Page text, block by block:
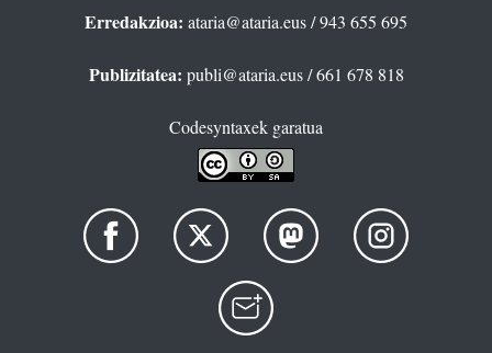
Erredakzioa: ataria@ataria.eus/ 943 655 695
Publizitatea: publi@ataria.eus/ 661 678 818
Codesyntaxek garatua